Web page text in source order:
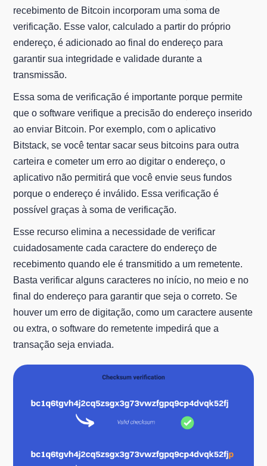
recebimento de Bitcoin incorporam uma soma de
verificação. Esse valor, calculado a partir do próprio
endereço, é adicionado ao final do endereço para
garantir sua integridade e validade durante a
transmissão.
Essa soma de verificação é importante porque permite
que o software verifique a precisão do endereço inserido
ao enviar Bitcoin. Por exemplo, com o aplicativo
Bitstack, se você tentar sacar seus bitcoins para outra
carteira e cometer um erro ao digitar o endereço, o
aplicativo não permitirá que você envie seus fundos
porque o endereço é inválido. Essa verificação é
possível graças à soma de verificação.
Esse recurso elimina a necessidade de verificar
cuidadosamente cada caractere do endereço de
recebimento quando ele é transmitido a um remetente.
Basta verificar alguns caracteres no início, no meio e no
final do endereço para garantir que seja o correto. Se
houver um erro de digitação, como um caractere ausente
ou extra, o software do remetente impedirá que a
transação seja enviada.